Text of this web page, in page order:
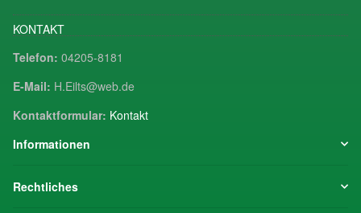
KONTAKT
Telefon: 04205-8181
E-Mail: H.Eilts@web.de
Kontaktformular: Kontakt
Informationen
Rechtliches